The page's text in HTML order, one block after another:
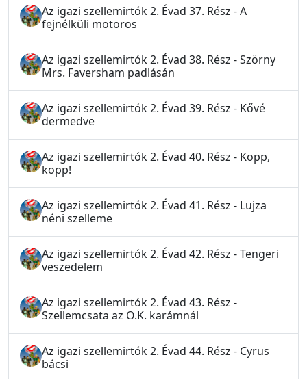
Az igazi szellemirtók 2. Évad 37. Rész - A
fejnélküli motoros
Az igazi szellemirtók 2. Évad 38. Rész - Szörny
Mrs. Faversham padlásán
Az igazi szellemirtók 2. Évad 39. Rész - Kővé
dermedve
Az igazi szellemirtók 2. Évad 40. Rész - Kopp,
kopp!
Az igazi szellemirtók 2. Évad 41. Rész - Lujza
néni szelleme
Az igazi szellemirtók 2. Évad 42. Rész - Tengeri
veszedelem
Az igazi szellemirtók 2. Évad 43. Rész -
Szellemcsata az O.K. karámnál
Az igazi szellemirtók 2. Évad 44. Rész - Cyrus
bácsi